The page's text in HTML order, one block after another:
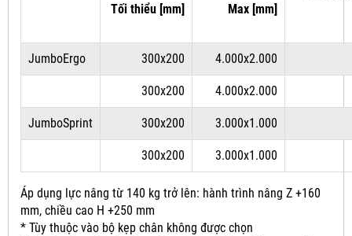
Tối thiểu [mm]
Max [mm]
JumboErgo 300x200 4.000x2.000
300x200 4.000x2.000
JumboSprint 300x200 3.000x1.000
300x200 3.000x1.000
Áp dụng lực nâng từ 140 kg trở lên: hành trình nâng Z +160
mm, chiều cao H +250 mm
* Tùy thuộc vào bộ kẹp chân không được chọn